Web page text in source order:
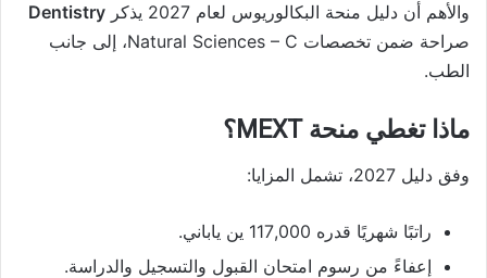
والأهم أن دليل منحة البكالوريوس لعام 2027 يذكر
Dentistry
صراحة ضمن تخصصات Natural Sciences – C، إلى جانب
الطب.
ماذا تغطي منحة MEXT؟
وفق دليل 2027، تشمل المزايا:
راتبًا شهريًا قدره 117,000 ين ياباني.
إعفاءً من رسوم امتحان القبول والتسجيل والدراسة.